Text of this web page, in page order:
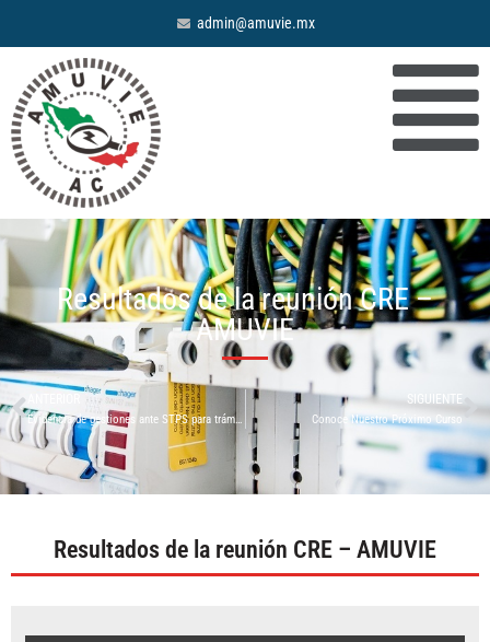
admin@amuvie.mx
Resultados de la reunión CRE –
AMUVIE
Evidencia de gestiones ante STPS para trámites pendientes de las UVSTPS
SIGUIENTE
Conoce Nuestro Próximo Curso
Resultados de la reunión CRE – AMUVIE